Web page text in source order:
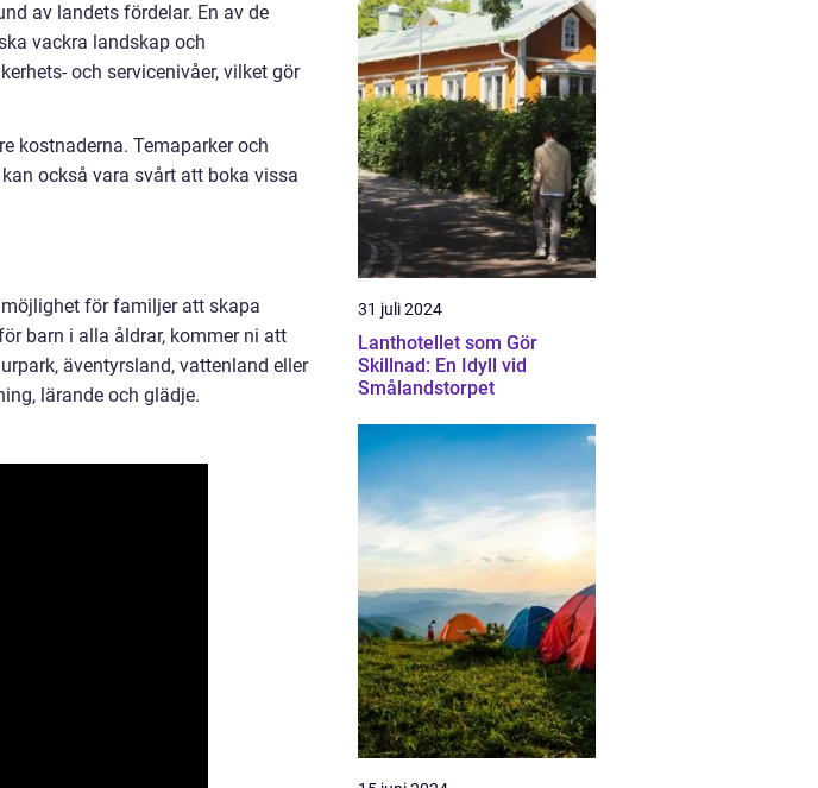
av landets fördelar. En av de
vackra landskap och
och servicenivåer, vilket gör
kostnaderna. Temaparker och
också vara svårt att boka vissa
för familjer att skapa
barn i alla åldrar, kommer ni att
äventyrsland, vattenland eller
lärande och glädje.
31 juli 2024
Lanthotellet som Gör
Skillnad: En Idyll vid
Smålandstorpet